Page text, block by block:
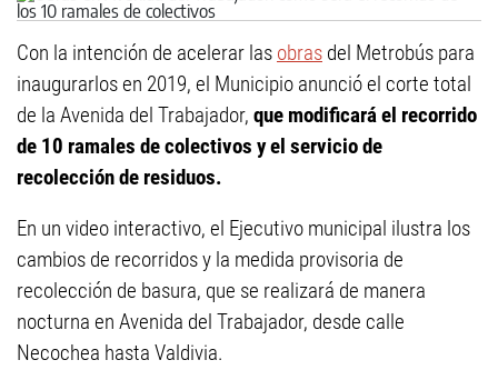
Con la intención de acelerar las obras del Metrobús para
inaugurarlos en 2019, el Municipio anunció el corte total
de la Avenida del Trabajador, que modificará el recorrido
de 10 ramales de colectivos y el servicio de
recolección de residuos.
En un video interactivo, el Ejecutivo municipal ilustra los
cambios de recorridos y la medida provisoria de
recolección de basura, que se realizará de manera
nocturna en Avenida del Trabajador, desde calle
Necochea hasta Valdivia.